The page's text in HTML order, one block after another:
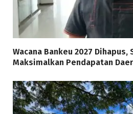
Wacana Bankeu 2027
Maksimalkan Pendapatan